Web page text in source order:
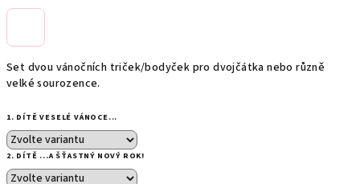
Set dvou vánočních triček/bodyček pro dvojčátka nebo různě
velké sourozence.
1. DÍTĚ VESELÉ VÁNOCE...
2. DÍTĚ ...A ŠŤASTNÝ NOVÝ ROK!